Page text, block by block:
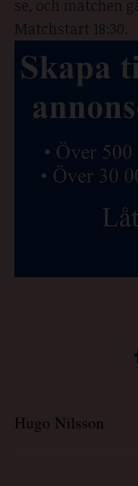
se, och matchen
Matchstart 18:30.
Hugo Nilsson